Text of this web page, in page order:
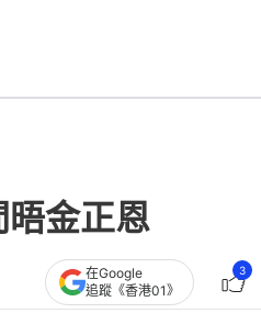
金正恩
在Google
追蹤《香港01》
3